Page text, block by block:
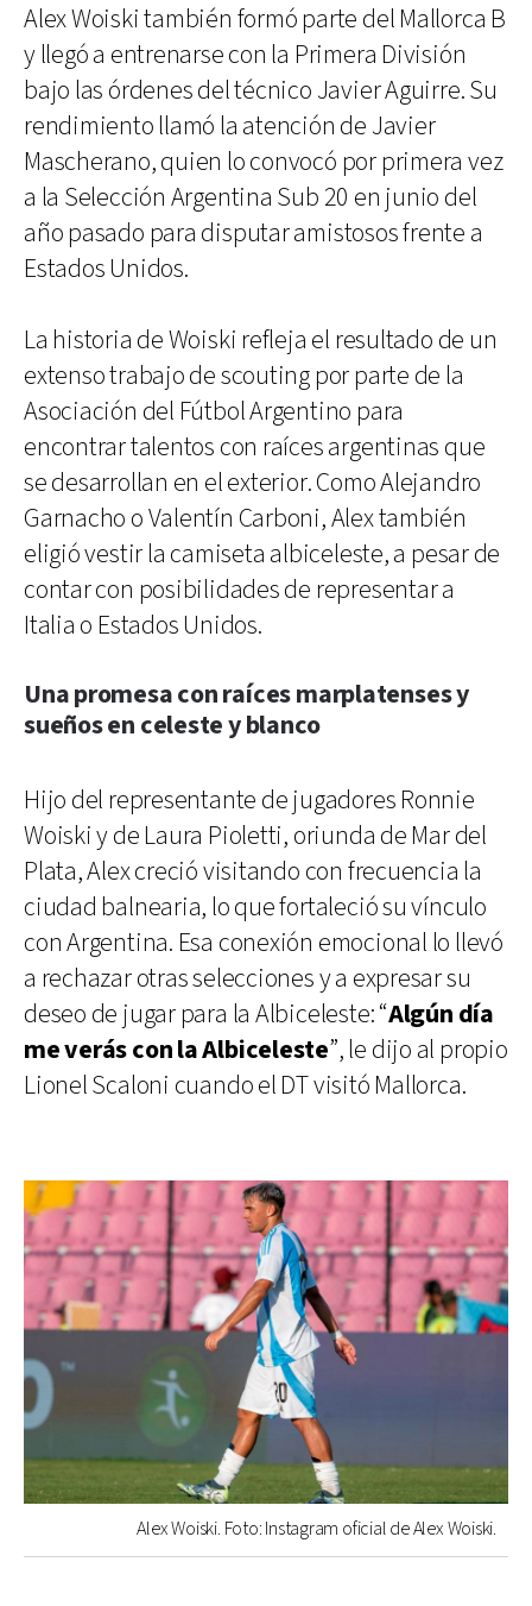
Alex Woiski también formó parte del Mallorca B
y llegó a entrenarse con la Primera División
bajo las órdenes del técnico Javier Aguirre. Su
rendimiento llamó la atención de Javier
Mascherano, quien lo convocó por primera vez
a la Selección Argentina Sub 20 en junio del
año pasado para disputar amistosos frente a
Estados Unidos.
La historia de Woiski refleja el resultado de un
extenso trabajo de scouting por parte de la
Asociación del Fútbol Argentino para
encontrar talentos con raíces argentinas que
se desarrollan en el exterior. Como Alejandro
Garnacho o Valentín Carboni, Alex también
eligió vestir la camiseta albiceleste, a pesar de
contar con posibilidades de representar a
Italia o Estados Unidos.
Una promesa con raíces marplatenses y
sueños en celeste y blanco
Hijo del representante de jugadores Ronnie
Woiski y de Laura Pioletti, oriunda de Mar del
Plata, Alex creció visitando con frecuencia la
ciudad balnearia, lo que fortaleció su vínculo
con Argentina. Esa conexión emocional lo llevó
a rechazar otras selecciones y a expresar su
deseo de jugar para la Albiceleste: “Algún día
me verás con la Albiceleste”, le dijo al propio
Lionel Scaloni cuando el DT visitó Mallorca.
Alex Woiski. Foto: Instagram oficial de Alex Woiski.